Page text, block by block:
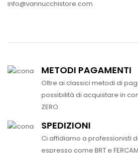
info@vannucchistore.com
METODI PAGAMENTI
Oltre ai classici metodi di
possibilità di acquistare in
ZERO.
SPEDIZIONI
Ci affidiamo a professionisti
espresso come BRT e FERCAM